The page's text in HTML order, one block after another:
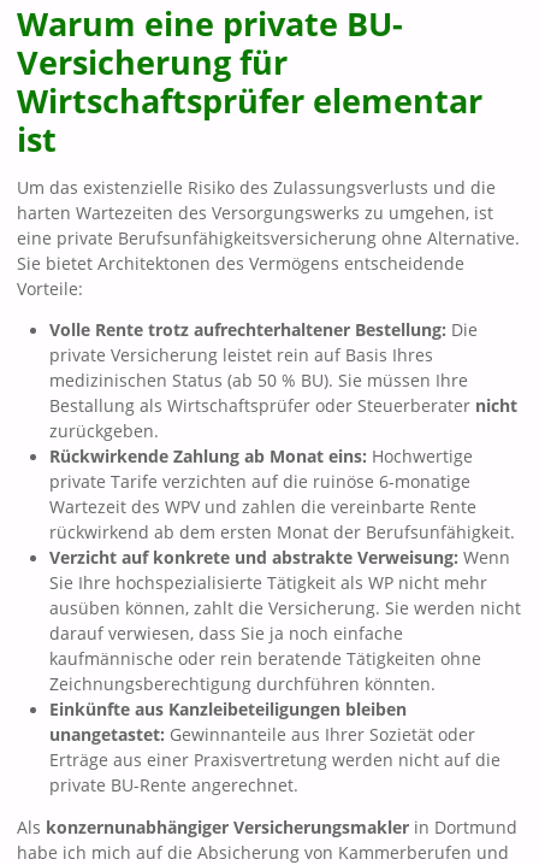
Warum eine private BU-
Versicherung für
Wirtschaftsprüfer elementar
ist
Um das existenzielle Risiko des Zulassungsverlusts und die
harten Wartezeiten des Versorgungswerks zu umgehen, ist
eine private Berufsunfähigkeitsversicherung ohne Alternative.
Sie bietet Architektonen des Vermögens entscheidende
Vorteile:
Volle Rente trotz aufrechterhaltener Bestellung: Die
private Versicherung leistet rein auf Basis Ihres
medizinischen Status (ab 50 % BU). Sie müssen Ihre
Bestallung als Wirtschaftsprüfer oder Steuerberater nicht
zurückgeben.
Rückwirkende Zahlung ab Monat eins: Hochwertige
private Tarife verzichten auf die ruinöse 6-monatige
Wartezeit des WPV und zahlen die vereinbarte Rente
rückwirkend ab dem ersten Monat der Berufsunfähigkeit.
Verzicht auf konkrete und abstrakte Verweisung: Wenn
Sie Ihre hochspezialisierte Tätigkeit als WP nicht mehr
ausüben können, zahlt die Versicherung. Sie werden nicht
darauf verwiesen, dass Sie ja noch einfache
kaufmännische oder rein beratende Tätigkeiten ohne
Zeichnungsberechtigung durchführen könnten.
Einkünfte aus Kanzleibeteiligungen bleiben
unangetastet: Gewinnanteile aus Ihrer Sozietät oder
Erträge aus einer Praxisvertretung werden nicht auf die
private BU-Rente angerechnet.
Als konzernunabhängiger Versicherungsmaklerin Dortmund
habe ich mich auf die Absicherung von Kammerberufen und